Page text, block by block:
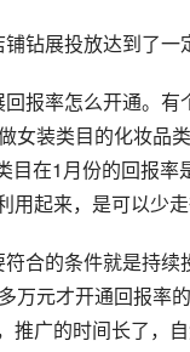
展投放达到了一
率怎么开通。有
女装类目的化妆品
目在1月份的回报
用起来，是可以少走
的条件就是持续
万元才开通回报率
推广的时间长了，